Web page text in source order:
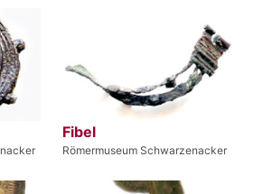
Fibel
Römermuseum Schwarzenacker